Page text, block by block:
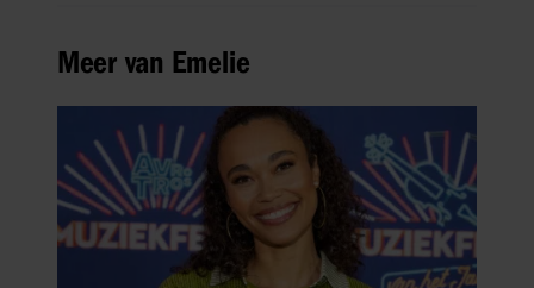
Meer van Emelie